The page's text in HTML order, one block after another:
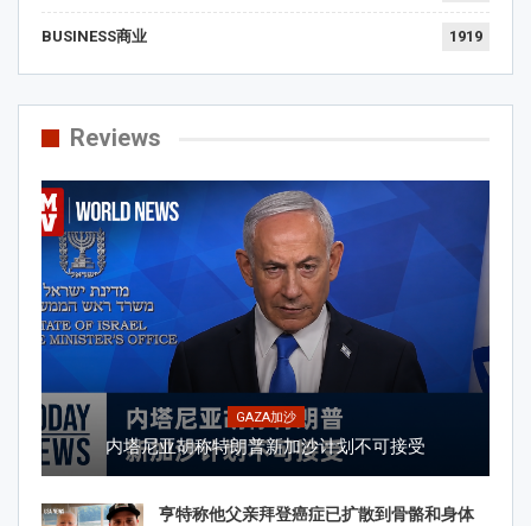
BUSINESS商业 1919
Reviews
GAZA加沙
内塔尼亚胡称特朗普新加沙计划不可接受
亨特称他父亲拜登癌症已扩散到骨骼和身体